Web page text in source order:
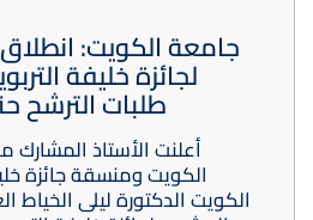
جامعة الكويت:
لجائزة خليفة
طلبات الترشح
أعلنت الأستاذ المشارك
الكويت ومنسقة جائزة
الكويت الدكتورة ليلى الخياط